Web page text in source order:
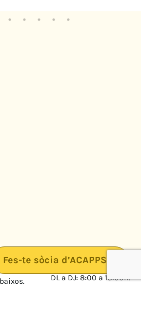
Fes-te sòcia d’ACAPPS
DL a DJ: 8:00 a 18:00h.